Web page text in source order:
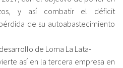
y así combatir el déficit
de su autoabastecimiento
de Loma La Lata-
así en la tercera empresa en